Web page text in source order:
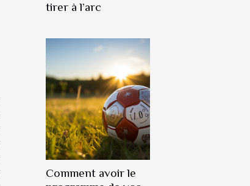
tirer à l’arc
Comment avoir le